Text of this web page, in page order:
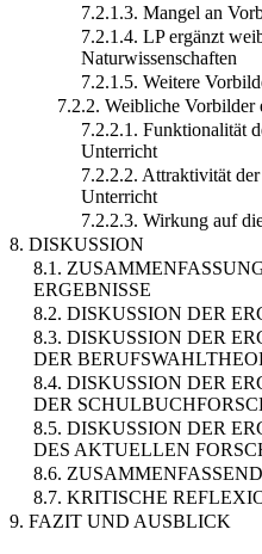
7.2.1.3. Mangel an
7.2.1.4. LP ergänzt
Naturwissenschaften
7.2.1.5. Weitere
7.2.2. Weibliche Vorbilder
7.2.2.1. Funktionalität
Unterricht
7.2.2.2. Attraktivität
Unterricht
7.2.2.3. Wirkung auf
8. DISKUSSION
8.1.
ERGEBNISSE
8.2. DISKUSSION DER
8.3. DISKUSSION DER
DER
8.4. DISKUSSION DER
DER
8.5. DISKUSSION DER
DES AKTUELLEN
8.6.
8.7. KRITISCHE
9. FAZIT UND AUSBLICK